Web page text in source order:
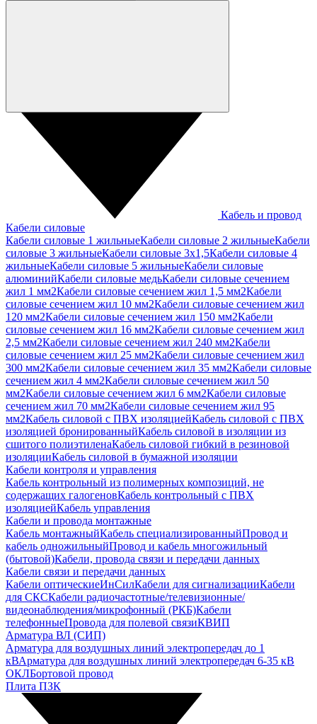
Кабель и провод
Кабели силовые
Кабели силовые 1 жильныеКабели силовые 2 жильныеКабели
силовые 3 жильныеКабели силовые 3х1,5Кабели силовые 4
жильныеКабели силовые 5 жильныеКабели силовые
алюминийКабели силовые медьКабели силовые сечением
жил 1 мм2Кабели силовые сечением жил 1,5 мм2Кабели
силовые сечением жил 10 мм2Кабели силовые сечением жил
120 мм2Кабели силовые сечением жил 150 мм2Кабели
силовые сечением жил 16 мм2Кабели силовые сечением жил
2,5 мм2Кабели силовые сечением жил 240 мм2Кабели
силовые сечением жил 25 мм2Кабели силовые сечением жил
300 мм2Кабели силовые сечением жил 35 мм2Кабели силовые
сечением жил 4 мм2Кабели силовые сечением жил 50
мм2Кабели силовые сечением жил 6 мм2Кабели силовые
сечением жил 70 мм2Кабели силовые сечением жил 95
мм2Кабель силовой с ПВХ изоляциейКабель силовой с ПВХ
изоляцией бронированныйКабель силовой в изоляции из
сшитого полиэтиленаКабель силовой гибкий в резиновой
изоляцииКабель силовой в бумажной изоляции
Кабели контроля и управления
Кабель контрольный из полимерных композиций, не
содержащих галогеновКабель контрольный с ПВХ
изоляциейКабель управления
Кабели и провода монтажные
Кабель монтажныйКабель специализированныйПровод и
кабель одножильныйПровод и кабель многожильный
(бытовой)Кабели, провода связи и передачи данных
Кабели связи и передачи данных
Кабели оптическиеИнСилКабели для сигнализацииКабели
для СКСКабели радиочастотные/телевизионные/
видеонаблюдения/микрофонный (РКБ)Кабели
телефонныеПровода для полевой связиКВИП
Арматура ВЛ (СИП)
Арматура для воздушных линий электропередач до 1
кВАрматура для воздушных линий электропередач 6-35 кВ
ОКЛБортовой провод
Плита ПЗК